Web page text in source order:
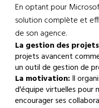
En optant pour
solution complète et
de son agence.
La gestion des
projets avancent
un outil de gestion de
La motivation:Il
d'équipe virtuelles pour
encourager ses